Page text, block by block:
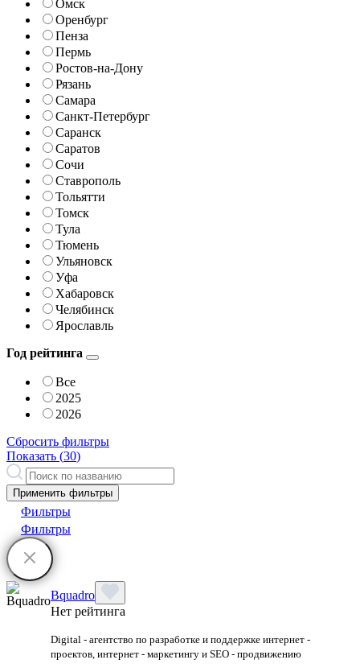
Омск
Оренбург
Пенза
Пермь
Ростов-на-Дону
Рязань
Самара
Санкт-Петербург
Саранск
Саратов
Сочи
Ставрополь
Тольятти
Томск
Тула
Тюмень
Ульяновск
Уфа
Хабаровск
Челябинск
Ярославль
Год рейтинга
Все
2025
2026
Сбросить фильтры
Показать (30)
Применить фильтры
Фильтры
Фильтры
Bquadro
Нет рейтинга
Digital - агентство по разработке и поддержке интернет -
проектов, интернет - маркетингу и SEO - продвижению